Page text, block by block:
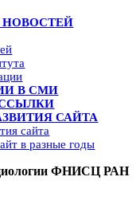
НОВОСТЕЙ
В СМИ
САЙТА
сайта
в разные годы
ФНИСЦ РАН